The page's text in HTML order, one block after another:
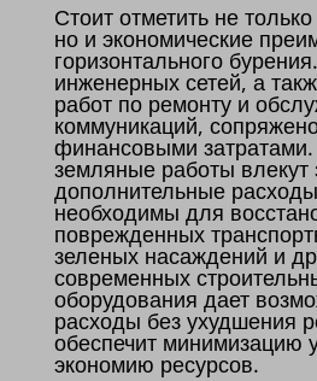
Стоит отметить не
но и экономические
горизонтального
инженерных сетей, а
работ по ремонту и
коммуникаций,
финансовыми затратами.
земляные работы влекут
дополнительные
необходимы для
поврежденных
зеленых насаждений и
современных
оборудования дает
расходы без ухудшения
обеспечит минимизацию
экономию ресурсов.